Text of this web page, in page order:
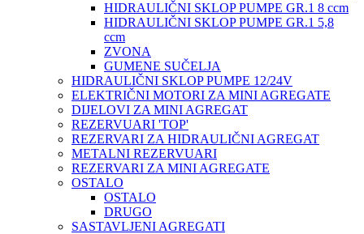
HIDRAULIČNI SKLOP PUMPE GR.1 8 ccm
HIDRAULIČNI SKLOP PUMPE GR.1 5,8
ccm
ZVONA
GUMENE SUČELJA
HIDRAULIČNI SKLOP PUMPE 12/24V
ELEKTRIČNI MOTORI ZA MINI AGREGATE
DIJELOVI ZA MINI AGREGAT
REZERVUARI 'TOP'
REZERVARI ZA HIDRAULIČNI AGREGAT
METALNI REZERVUARI
REZERVARI ZA MINI AGREGATE
OSTALO
OSTALO
DRUGO
SASTAVLJENI AGREGATI